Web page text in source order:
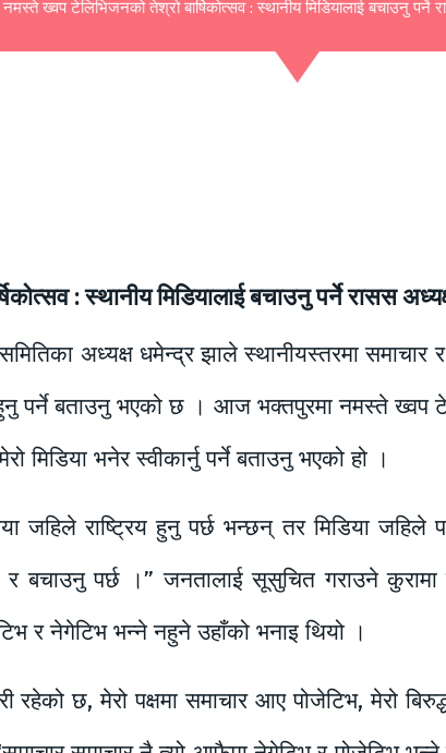
नमस्ते ख्वप टेलिभिजनको तेश्रो बार्षिकोत्सव : स्थानीय मिडियालाई बचाउनु पर्ने
: स्थानीय मिडियालाई बचाउनु पर्ने रासस
अध्यक्ष धमेन्द्र झाले स्थानीयस्तरमा
पर्ने बताउनु भएको छ । आज भक्तपुरमा नमस्ते ख्वप
मिडिया भनेर स्वीकार्नु पर्ने बताउनु भएको हो ।
जहिले राष्ट्रिय हुनु पर्छ भन्छन् तर मिडिया जहिले
र बचाउनु पर्छ ।” जनतालाई सूसुचित गराउने कुरामा
र नेगेटिभ भन्ने नहुने उहाँको भनाइ थियो ।
छ, मेरो पक्षमा समाचार आए पोजेटिभ, मेरो